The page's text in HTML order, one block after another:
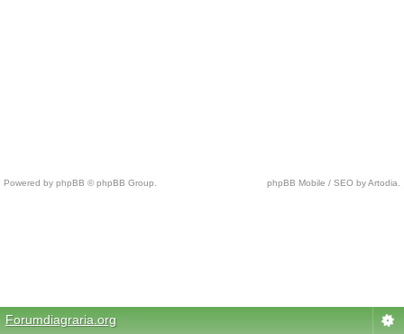
Powered by phpBB © phpBB Group. phpBB Mobile / SEO by Artodia.
n
f
Forumdiagraria.org